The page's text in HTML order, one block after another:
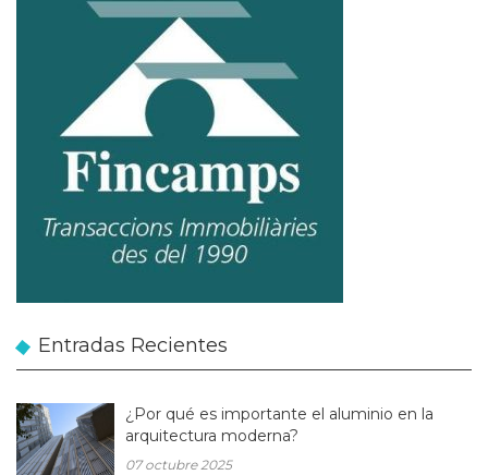
Entradas Recientes
¿Por qué es importante el aluminio en la
arquitectura moderna?
07 octubre 2025